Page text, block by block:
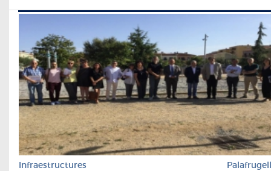
Infraestructures Palafrugell